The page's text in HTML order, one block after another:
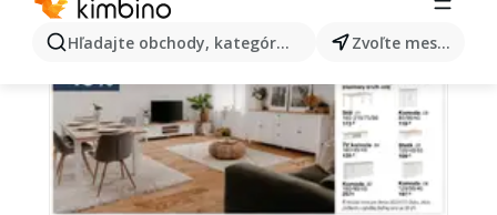
Hľadajte obchody, kategórie, produkty... Zvoľte mesto